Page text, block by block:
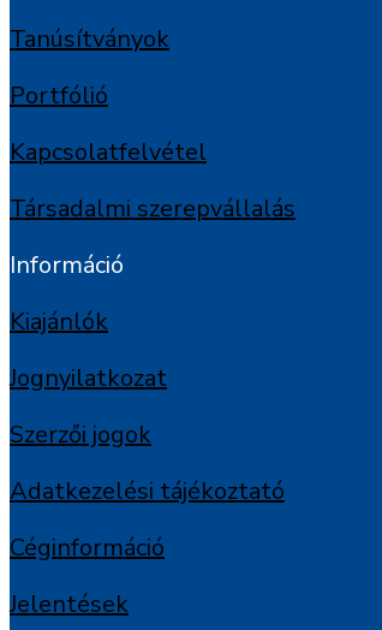
Tanúsítványok
Portfólió
Kapcsolatfelvétel
Társadalmi szerepvállalás
Információ
Kiajánlók
Jognyilatkozat
Szerzői jogok
Adatkezelési tájékoztató
Céginformáció
Jelentések